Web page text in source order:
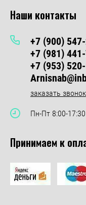
Наши контакты
+7 (900)
+7 (981)
+7 (953)
заказать звонок
Пн-Пт 8:00-
Принимаем к